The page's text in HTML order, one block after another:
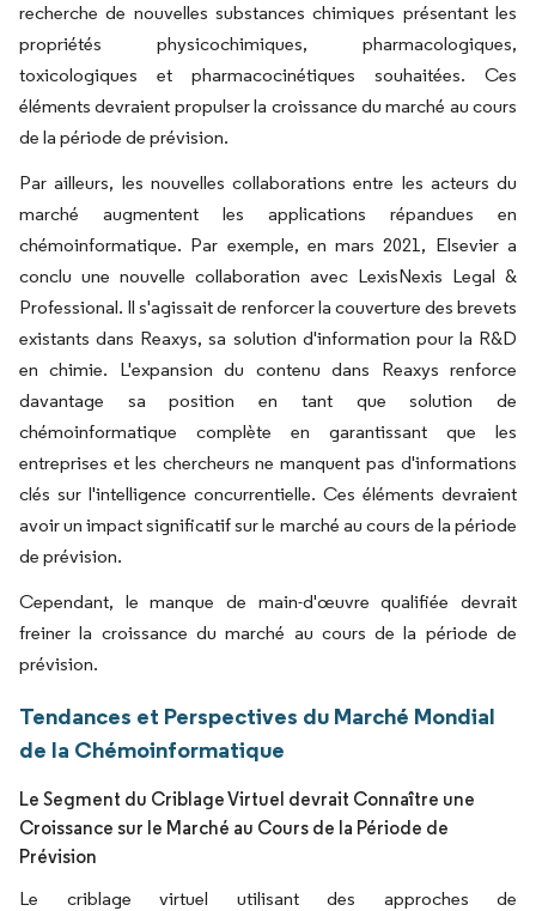
recherche de nouvelles substances chimiques présentant les
propriétés physicochimiques, pharmacologiques,
toxicologiques et pharmacocinétiques souhaitées. Ces
éléments devraient propulser la croissance du marché au cours
de la période de prévision.
Par ailleurs, les nouvelles collaborations entre les acteurs du
marché augmentent les applications répandues en
chémoinformatique. Par exemple, en mars 2021, Elsevier a
conclu une nouvelle collaboration avec LexisNexis Legal &
Professional. Il s'agissait de renforcer la couverture des brevets
existants dans Reaxys, sa solution d'information pour la R&D
en chimie. L'expansion du contenu dans Reaxys renforce
davantage sa position en tant que solution de
chémoinformatique complète en garantissant que les
entreprises et les chercheurs ne manquent pas d'informations
clés sur l'intelligence concurrentielle. Ces éléments devraient
avoir un impact significatif sur le marché au cours de la période
de prévision.
Cependant, le manque de main-d'œuvre qualifiée devrait
freiner la croissance du marché au cours de la période de
prévision.
Tendances et Perspectives du Marché Mondial
de la Chémoinformatique
Le Segment du Criblage Virtuel devrait Connaître une
Croissance sur le Marché au Cours de la Période de
Prévision
Le criblage virtuel utilisant des approches de